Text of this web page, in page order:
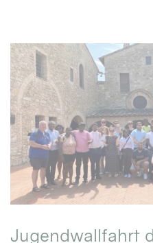
Jugendwallfahrt